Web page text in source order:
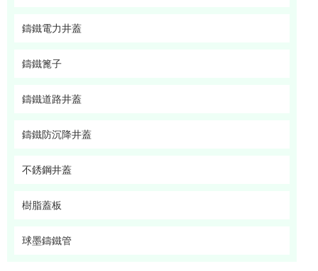
鑄鐵電力井蓋
鑄鐵篦子
鑄鐵道路井蓋
鑄鐵防沉降井蓋
不銹鋼井蓋
樹脂蓋板
球墨鑄鐵管